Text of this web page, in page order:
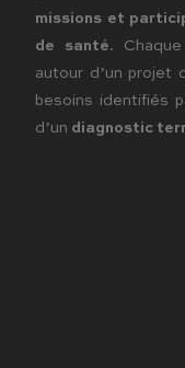
missions et
de santé.
autour d’un projet
besoins identifiés
d’un diagnostic